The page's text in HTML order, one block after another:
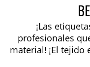
¡Las
profesionales
material! ¡El tejido